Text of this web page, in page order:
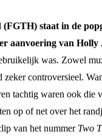
staat in de
aanvoering van Holly
was. Zowel
controversieel.
tachtig waren ook
op of net over het
van het nummer Two